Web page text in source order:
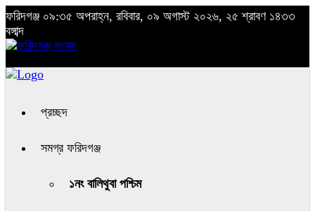
ফরিদগঞ্জ ০৯:৩৫ অপরাহ্ন, রবিবার, ০৯ অগাস্ট ২০২৬, ২৫ শ্রাবণ ১৪৩৩
বঙ্গাব্দ
প্রচ্ছদ
সমগ্র ফরিদগঞ্জ
১নং বালিথুবা পশ্চিম